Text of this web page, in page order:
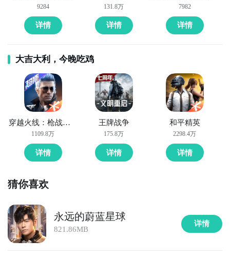
9284
详情
131.8万
详情
7982
详情
大吉大利，今晚吃鸡
穿越火线：枪战王者
1109.8万
详情
王牌战争
175.8万
详情
和平精英
2298.4万
详情
猜你喜欢
永远的蔚蓝星球
821.86MB
详情